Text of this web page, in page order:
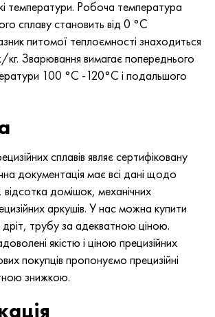
температури. Робоча температура
сплаву становить від 0 °C
питомої теплоємності знаходиться
Зварювання вимагає попереднього
100 °C -120°С і подальшого
сплавів являє сертифіковану
документація має всі дані щодо
відсотка домішок, механічних
аркушів. У нас можна купити
дріт, трубу за адекватною ціною.
якістю і ціною прецизійних
покупців пропонуємо прецизійні
знижкою.
Н70МФВ
S45000
1.0765
40NiCrMo7
36hnm
5
aisi 1.7225
3135